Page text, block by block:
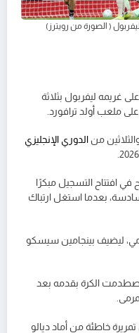
( الصورة من رويترز)
غريمه ليفربول بثلاثة
ملعب أولد ترافورد.
من الدوري الإنجليزي
في افتتاح التسجيل مبكرًا
بعدما استغل ارتباك
ليضيف بينجامين سيسكو
الكرة بقدمه بعد
خاطئة من أماد ديالو